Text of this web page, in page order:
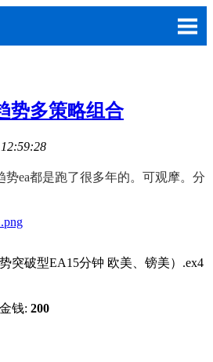
势多策略组合
ea都是跑了很多年的。可观摩。分
势突破型EA15分钟 欧美、镑美）.ex4
钱: 200